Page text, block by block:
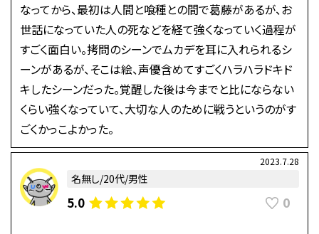
なってから、最初は人間と喰種との間で葛藤があるが、お
世話になっていた人の死などを経て強くなっていく過程が
すごく面白い。拷問のシーンでムカデを耳に入れられるシ
ーンがあるが、そこは絵、声優含めてすごくハラハラドキド
キしたシーンだった。覚醒した後は今までと比にならない
くらい強くなっていて、大切な人のために戦うというのがす
ごくかっこよかった。
2023.7.28
名無し/20代/男性
5.0 0